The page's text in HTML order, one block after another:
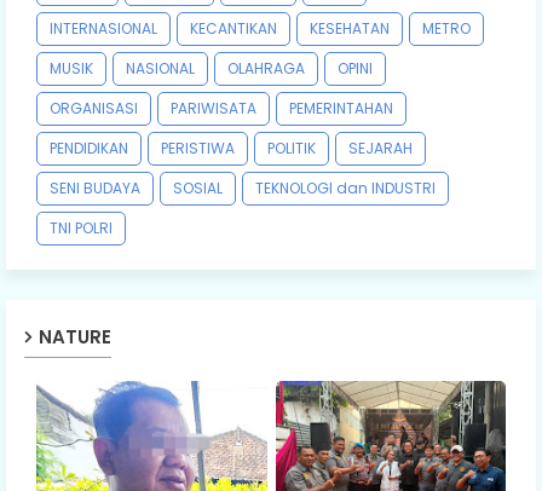
INTERNASIONAL
KECANTIKAN KESEHATAN
METRO
MUSIK
NASIONAL OLAHRAGA
OPINI
ORGANISASI
PARIWISATA
PEMERINTAHAN
PENDIDIKAN
PERISTIWA POLITIK
SEJARAH
SENI BUDAYA
SOSIAL
TEKNOLOGI dan INDUSTRI
TNI POLRI
NATURE